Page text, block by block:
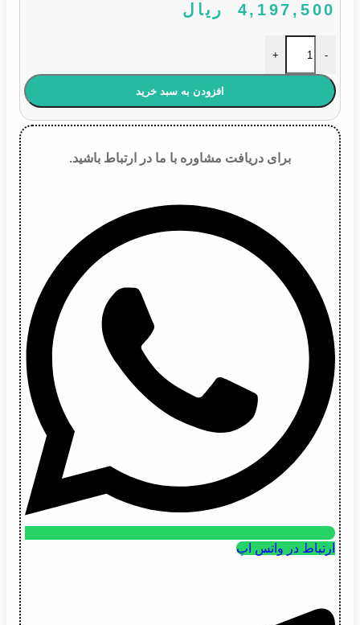
4,197,500
ریال
-
+
افزودن به سبد خرید
برای دریافت مشاوره با ما در ارتباط باشید.
ارتباط در واتس اپ